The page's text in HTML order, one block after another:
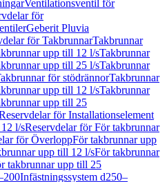
Ventilationsventil för
för
Geberit Pluvia
för TakbrunnarTakbrunnar
upp till 12 l/sTakbrunnar
upp till 25 l/sTakbrunnar
för stödrännorTakbrunnar
upp till 12 l/sTakbrunnar
upp till 25
för Installationselement
l/sReservdelar för För takbrunnar
för ÖverloppFör takbrunnar upp
upp till 12 l/sFör takbrunnar
takbrunnar upp till 25
Infästningssystem d250–